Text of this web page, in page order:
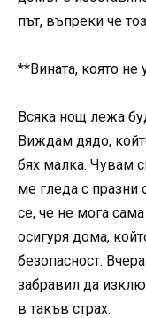
път, въпреки че
**Вината, която не
Всяка нощ лежа
Виждам дядо,
бях малка. Чувам
ме гледа с празни
се, че не мога
осигуря дома,
безопасност.
забравил да
в такъв страх.